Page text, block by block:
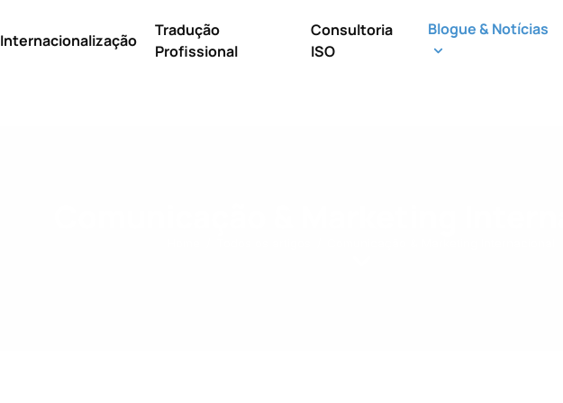
Internacionalização
Tradução
Profissional
Consultoria
ISO
Blogue & Notícias